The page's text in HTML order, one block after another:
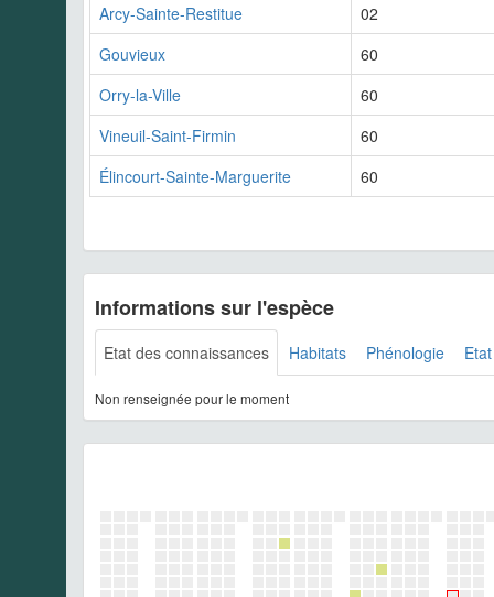
Arcy-Sainte-Restitue
02
Gouvieux
60
Orry-la-Ville
60
Vineuil-Saint-Firmin
60
Élincourt-Sainte-Marguerite
60
Informations sur l'espèce
Etat des connaissances Habitats Phénologie
Non renseignée pour le moment